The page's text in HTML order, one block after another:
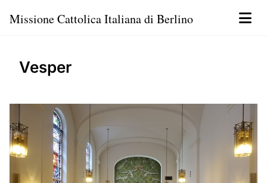
Missione Cattolica Italiana di Berlino
Vesper